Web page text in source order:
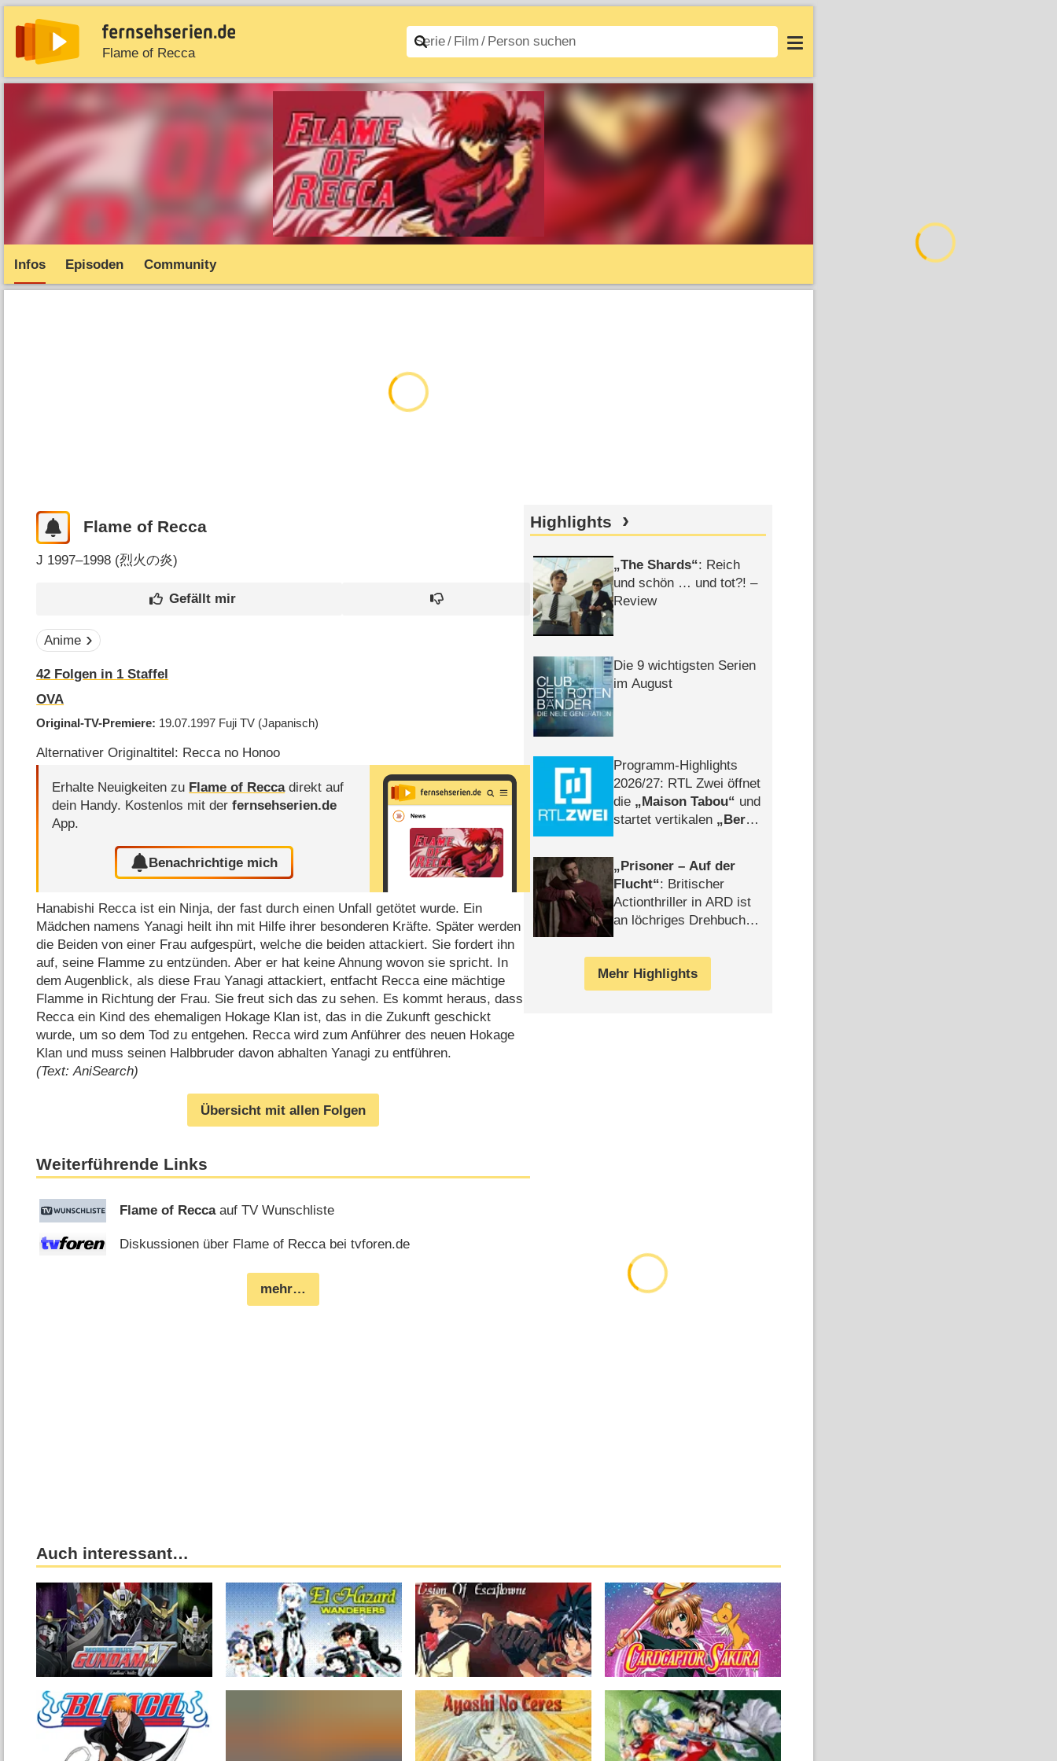
Flame of Recca
News Entdecken Streaming Filme A–Z Login
Infos Episoden Community
Flame of Recca
J 1997–1998 (烈火の炎)
Anime
42 Folgen in 1 Staffel
OVA
Original-TV-Premiere 19.07.1997 Fuji TV (Japanisch)
Alternativer Originaltitel: Recca no Honoo
Erhalte Neuigkeiten zu Flame of Reccadirekt auf
dein Handy. Kostenlos mit derfernsehserien.de
App.
Benachrichtige mich
Hanabishi Recca ist ein Ninja, der fast durch einen Unfall getötet wurde. Ein
Mädchen namens Yanagi heilt ihn mit Hilfe ihrer besonderen Kräfte. Später werden
die Beiden von einer Frau aufgespürt, welche die beiden attackiert. Sie fordert ihn
auf, seine Flamme zu entzünden. Aber er hat keine Ahnung wovon sie spricht. In
dem Augenblick, als diese Frau Yanagi attackiert, entfacht Recca eine mächtige
Flamme in Richtung der Frau. Sie freut sich das zu sehen. Es kommt heraus, dass
Recca ein Kind des ehemaligen Hokage Klan ist, das in die Zukunft geschickt
wurde, um so dem Tod zu entgehen. Recca wird zum Anführer des neuen Hokage
Klan und muss seinen Halbbruder davon abhalten Yanagi zu entführen.
(Text: AniSearch)
Übersicht mit allen Folgen
Weiterführende Links
Flame of Reccaauf TV Wunschliste
Diskussionen über Flame of Recca bei tvforen.de
mehr…
Highlights
The Shards : Reich
und schön … und tot?! –
Review
Die 9 wichtigsten Serien
im August
Programm-Highlights
2026/​27: RTL Zwei öffnet
die
Maison Tabou
und
startet vertikalen
Berlin
Prisoner – Auf der
Flucht : Britischer
Actionthriller in ARD ist
an löchriges Drehbuch
Mehr Highlights
Auch interessant…